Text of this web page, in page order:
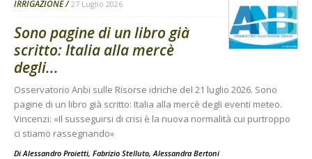
IRRIGAZIONE 27 Luglio 2026
Sono pagine di un libro già
scritto: Italia alla mercè
degli...
Osservatorio Anbi sulle Risorse idriche del 21 luglio 2026. Sono
pagine di un libro già scritto: Italia alla mercè degli eventi meteo.
Vincenzi: «Il susseguirsi di crisi è la nuova normalità cui purtroppo
ci stiamo rassegnando»
Di Alessandro Proietti, Fabrizio Stelluto, Alessandra Bertoni